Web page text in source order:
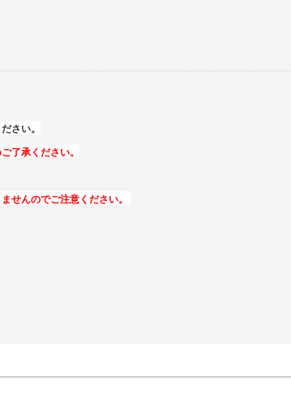
さい。
了承ください。
せんのでご注意ください。